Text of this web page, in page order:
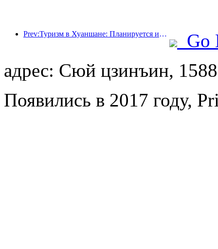
Prev:Туризм в Хуаншане: Планируется инвестировать 530 миллионов юаней в реконструкцию отелей.
Go
адрес: Сюй цзинъин,
Появились в 2017 году,